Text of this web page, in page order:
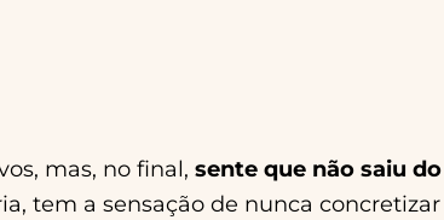
mas, no final, sente que não saiu do
tem a sensação de nunca concretizar